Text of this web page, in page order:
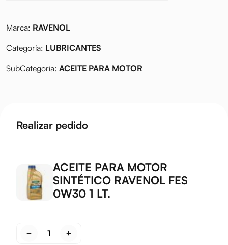
Marca: RAVENOL
Categoría: LUBRICANTES
SubCategoría: ACEITE PARA MOTOR
Realizar pedido
ACEITE PARA MOTOR
SINTÉTICO RAVENOL FES
0W30 1 LT.